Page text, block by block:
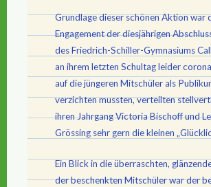
Grundlage dieser schönen Aktion war
Engagement der diesjährigen
des Friedrich-Schiller-Gymnasiums
an ihrem letzten Schultag leider
auf die jüngeren Mitschüler als
verzichten mussten, verteilten
ihren Jahrgang Victoria Bischoff und
Grössing sehr gern die kleinen
Ein Blick in die überraschten,
der beschenkten Mitschüler war der